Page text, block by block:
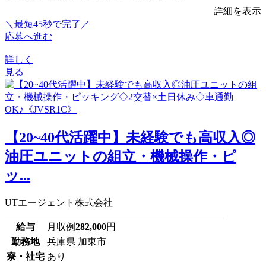
詳細を表示
＼最短45秒で完了／
応募へ進む
詳しく
見る
【20~40代活躍中】未経験でも高収入◎
油圧ユニットの組立・機械操作・ピ
ッ...
UTエージェント株式会社
給与 月収例282,000円
勤務地
兵庫県 加東市
寮・社宅 あり